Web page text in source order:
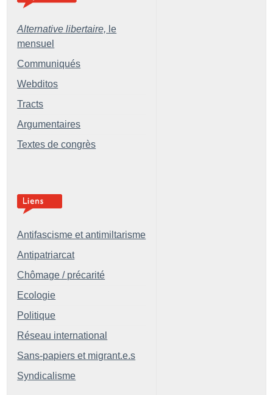
Alternative libertaire, le
mensuel
Communiqués
Webditos
Tracts
Argumentaires
Textes de congrès
Antifascisme et antimiltarisme
Antipatriarcat
Chômage / précarité
Ecologie
Politique
Réseau international
Sans-papiers et migrant.e.s
Syndicalisme